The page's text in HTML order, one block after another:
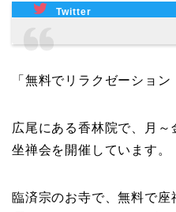
Twitter
「無料でリラクゼーショ
広尾にある香林院で、月
坐禅会を開催しています。
臨済宗のお寺で、無料で座